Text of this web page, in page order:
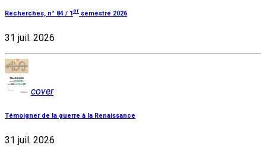
Recherches, n° 84 / 1 er semestre 2026
31 juil. 2026
cover
Témoigner de la guerre à la Renaissance
31 juil. 2026